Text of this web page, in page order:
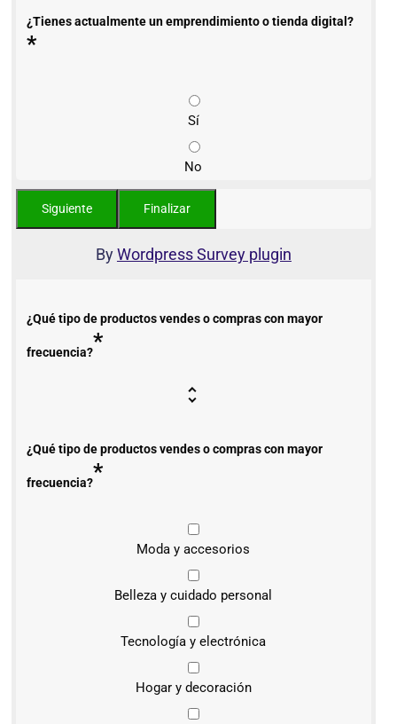
¿Tienes actualmente un emprendimiento o tienda digital?
*
Sí
No
ByWordpress Survey plugin
¿Qué tipo de productos vendes o compras con mayor
frecuencia?*
¿Qué tipo de productos vendes o compras con mayor
frecuencia?*
Moda y accesorios
Belleza y cuidado personal
Tecnología y electrónica
Hogar y decoración